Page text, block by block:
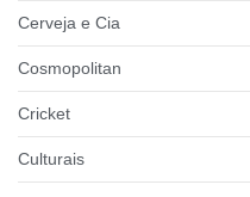
Cerveja e Cia
Cosmopolitan
Cricket
Culturais